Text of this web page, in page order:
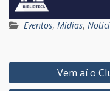
Eventos, Mídias,
Navegação
de
Vem aí o